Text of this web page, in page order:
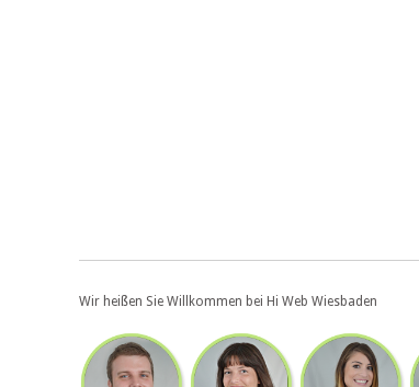
Wir heißen Sie Willkommen bei Hi Web Wiesbaden